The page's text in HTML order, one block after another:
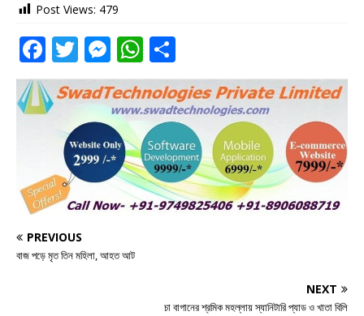
Post Views: 479
F
a
c
e
o
o
k
T
w
it
te
r
M
e
ss
e
n
g
e
W
h
at
s
A
p
p
h
ar
e
PREVIOUS
বাজ পড়ে মৃত তিন মহিলা, আহত আট
NEXT
চা বাগানের শ্রমিক মহল্লায় স্যানিটারি প্যাড ও খাতা বিলি